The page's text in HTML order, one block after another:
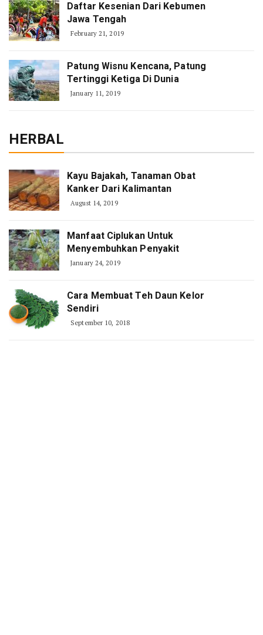
Daftar Kesenian Dari Kebumen
Jawa Tengah
February 21, 2019
Patung Wisnu Kencana, Patung
Tertinggi Ketiga Di Dunia
January 11, 2019
HERBAL
Kayu Bajakah, Tanaman Obat
Kanker Dari Kalimantan
August 14, 2019
Manfaat Ciplukan Untuk
Menyembuhkan Penyakit
January 24, 2019
Cara Membuat Teh Daun Kelor
Sendiri
September 10, 2018